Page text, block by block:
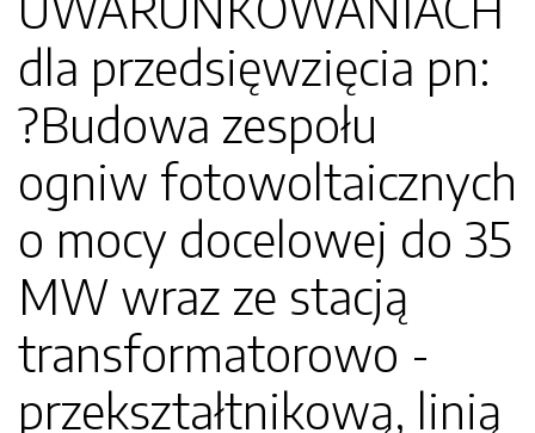
dla przedsięwzięcia pn:
?Budowa zespołu
ogniw fotowoltaicznych
o mocy docelowej do 35
MW wraz ze stacją
transformatorowo -
przekształtnikową, linią